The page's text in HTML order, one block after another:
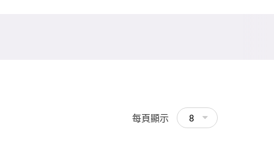
每頁顯示 8